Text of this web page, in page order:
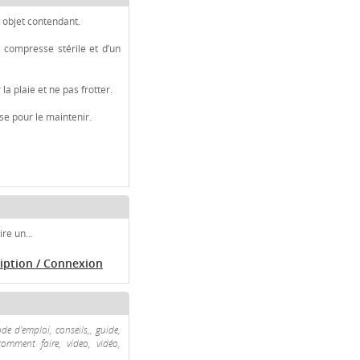
contendant.
stérile et d’un
plaie et ne pas frotter.
pour le maintenir.
un...
/ Connexion
d'emploi, conseils,, guide,
faire, video, vidéo,